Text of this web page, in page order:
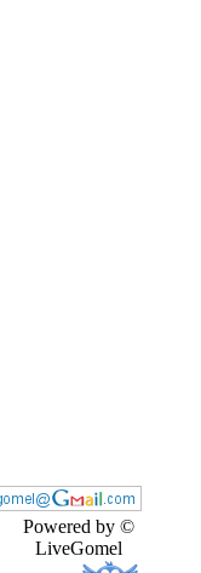
Powered by ©
LiveGomel